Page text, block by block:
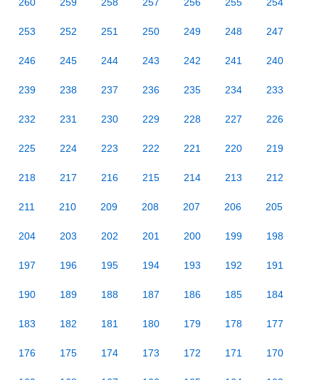
253 252 251 250 249 248 247
246 245 244 243 242 241 240
239 238 237 236 235 234 233
232 231 230 229 228 227 226
225 224 223 222 221 220 219
218 217 216 215 214 213 212
211 210 209 208 207 206 205
204 203 202 201 200 199 198
197 196 195 194 193 192 191
190 189 188 187 186 185 184
183 182 181 180 179 178 177
176 175 174 173 172 171 170